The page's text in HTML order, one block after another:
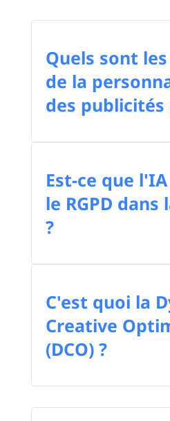
Quels sont
de la
des publicités
Est-ce que
le RGPD
?
C'est quoi la
Creative
(DCO) ?